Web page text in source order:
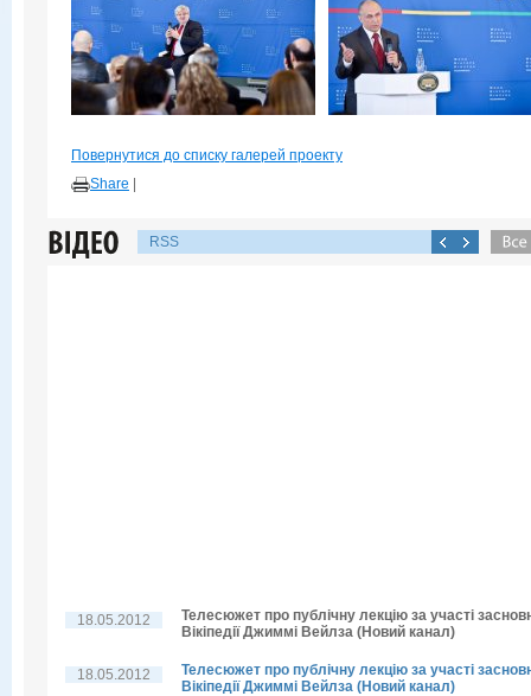
Повернутися до списку галерей проекту
Share
RSS
18.05.2012
Телесюжет про публічну лекцію за участі
Вікіпедії Джиммі Вейлза (Новий канал)
18.05.2012
Телесюжет про публічну лекцію за участі
Вікіпедії Джиммі Вейлза (Новий канал)